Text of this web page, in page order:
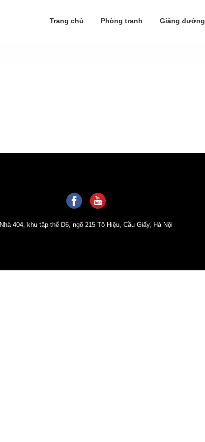
Trang chủ Phòng tranh Giảng đường
Nhà 404, khu tập thể D6, ngõ 215 Tô Hiệu, Cầu Giấy, Hà Nội